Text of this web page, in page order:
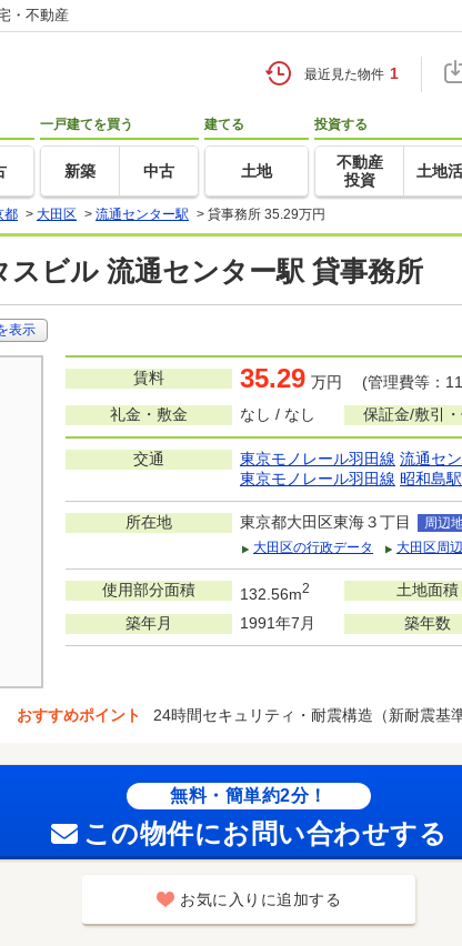
・不動産
最近見た物件 1
一戸建てを買う
新築 中古
建てる
土地
投資する
不動産
投資
土地
都 > 大田区 > 流通センター駅 > 貸事務所 35.29万円
スビル 流通センター駅 貸事務所
表示
賃料 35.29 万円 (管理費等：
礼金・敷金
なし / なし 保証金/敷引
交通 東京モノレール羽田線 流通セ
東京モノレール羽田線 昭和島駅
所在地 東京都大田区東海３丁目
周辺
大田区の行政データ
大田区周
使用部分面積 132.56m2 土地面積
築年月
1991年7月 築年数
おすすめポイント 24時間セキュリティ・耐震構造（新耐震基準
無料・簡単約2分！
この物件にお問い合わせする
お気に入りに追加する